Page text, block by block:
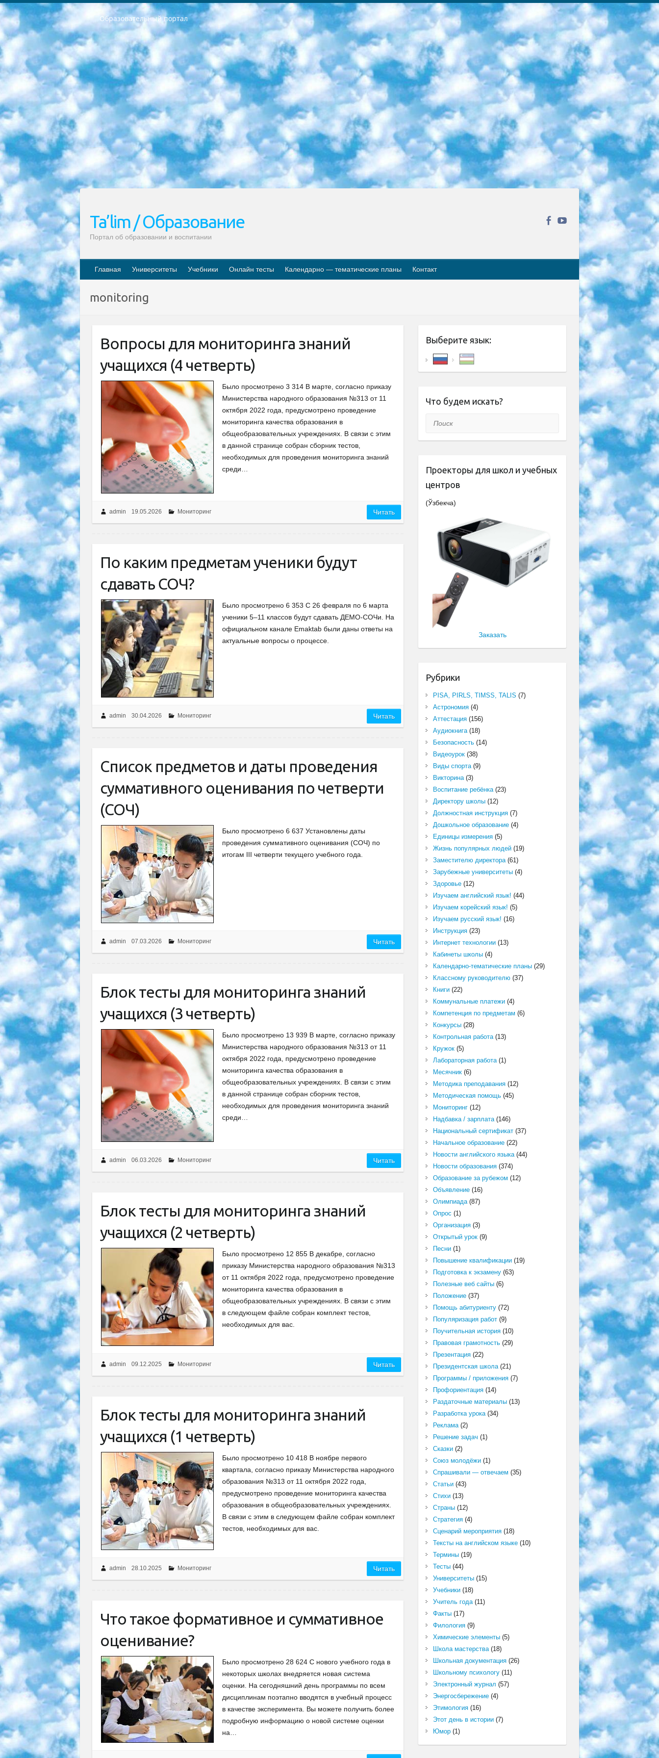
Образовательный портал
РЕСПУБЛИКА УЗБЕКИСТАН МИНИСТРЕРСТВО ДОШКОЛЬНОГО И ШКОЛЬНОГО ОБРАЗОВАНИЯ КОМАНДА в общеобразовательных учреждениях в 2023-2024 учебном году организация и проведение итоговой государственной аттестации обучающихся о Министра дошкольного и школьного образования Республики Узбекистан от 4 марта 2008 года (постановлением Минюста от 20 марта 2008 года № 1778 государственной регистрации) «Итоговое состояние учащихся общего среднего образования на основании положения об утверждении положения об аттестации общего среднего образования выпускной экзамен студентов в образовательных учреждениях в 2023-2024 учебном году В целях организации и прохождения аттестации приказываю: 1. Следующее: перечень предметов, по которым будет проводиться итоговая государственная аттестация и экзамен формы перевода согласно приложению 1; сертификаты международного образца, оценивающие уровень владения иностранными языками перечень согласно приложению 2; 2. Педагогический при специализированных образовательных учреждениях. научно-практический центр квалификации и международной оценки (Д.Давидова) 2024 г. До 25 марта: задания по предметам, по которым будет проводиться итоговая аттестация разработка и утверждение технических условий; итоговая аттестация на основании разработанного предметного задания разработка вопросов по предметам (устно и письменно), экзамен передача; общеобразовательные средние школы и специальные учебные заведения учащиеся выпускных классов школ и интернатов в агентской системе подготовка базы данных экзаменационных материалов и критериев оценки; перевод базы экзаменационных материалов на все языки обучения подать в Республиканский образовательный центр для изготовления; варианты экзаменов на основе разработанных контрольных материалов пусть будут поставлены задачи формирования. 3. Республиканский образовательный центр (Ш.Худайкулов) до 5 апреля 2024 года. до: база данных предоставленных экзаменационных материалов на все языки обучения перевод и экспертиза; для слепых, слабовидящих, глухих, слабослышащих и умственно отсталых детей учащиеся выпускных классов специализированных школ и школ-интернатов база данных экзаменационных материалов на всех преподаваемых языках подготовка критериев оценки; специализированные школы для умственно отсталых детей и технологии для учащихся выпускных классов школ-интернатов разработка соответствующих рекомендаций и критериев проведения ЕГЭ по естествознанию давать задания. 4. Педагогический при специализированных образовательных учреждениях. Научно-практический центр навыков и международной оценки (Д.Давидова), Республика образовательный центр (Худайкулов Ш.) итоговый государственный аттестационный экзамен ориентирован на творческое и логическое мышление при подготовке базы материалов учитывать введение заданий. 5. Следует отметить, что: сертификат государственного образца о знании общеобразовательного предмета и как минимум национальный уровень B1 по предметам на иностранных языках, указанным в Приложении 2. или международно признанный сертификат эквивалентного уровня студенты, изучающие определенный предмет, освобождаются от экзамена; по соответствующим предметам запланирована итоговая государственная аттестация за день до дня, путем жеребьевки Рабочей группой (в письменной форме по предметам, проводимым в форме) из числа сформированных вариантов выбрано 2 варианта; 2 выбранных варианта экзамена анонсированы на официальном сайте министерства и все выпускники по всей стране на основе этих вариантов проводит итоговую государственную аттестацию. 6. Государственное образование учащихся средних общеобразовательных учреждений. знания в соответствии с квалификационными требованиями, которые необходимо приобрести на основании стандартов итоговый (выпускной) контроль для 9 и 11 классов в целях тестирования Экзамены (далее – экзамены) состоят из предметов, перечисленных в приложении 1. будет сделано. 7. Экзамены пройдут с 26 мая по 15 июня 2024 г. (кроме науки физического воспитания). 8. Физическая для учащихся 9 классов общесредних образовательных учреждений. Экзамены по предмету «Образование, квалификация медицина» 1-6 мая 2024 года. сотрудники перевести под присмотр (с отклонениями в физическом или умственном развитии) специализированная школа для детей, школы-интернаты и со сколиозом школы-интернаты санаторного типа для больных детей исключены). 9. Он был слепым, слабовидящим и имел нарушения опорно-двигательного аппарата. экзамены в специализированных школах и интернатах для детей должны проводиться исходя из требований, предъявляемых к общеобразовательным учреждениям (физкультура кроме науки). 10. Специализированная школа для глухих и слабослышащих детей. и экзамены в интернатах и быть реализован в виде письменного теста по математике. 11. Специальность для умственно отсталых детей. Для 9 класса Родной язык и литературное письмо Государственный язык (язык обучения – узбекский). для неклассов) написано Математическое письмо Письменная/устная история Узбекистана Физическое воспитание практично Итоговый контроль Для 11 класса Написание родного языка и литературы (эссе) Математическое письмо Узбекский язык (обучение на узбекском языке) не посещающее общее среднее образование для учреждений)/Образовательное учреждение выбор письменный и устный Иностранный язык письменный/устный Письменная/устная история Узбекистана *По выбору студента:  Химия  Физика  Основы государственного права  География 10 бесплатных образовательных ресурсов - Мы составили подборку онлайн-проектов с интерактивными упражнениями, видеолекциями и статьями. Они помогут вам обрести новые и освежить старые знания бесплатно. 1. «ИНТУИТ» Старейшая образовательная площадка Рунета. Здесь вы найдёте сотни текстовых и видеокурсов на десятки различных тем — от программирования до психологии. Многие курсы подготовлены российскими университетами и крупными международными компаниями вроде Intel и Microsoft. Самостоятельное обучение бесплатное, но желающие могут оплатить услуги персональных наставников. 2. «Смартия» знакомит с актуальными профессиями и подсказывает, как им обучаться. Выбрав заинтересовавшую вас специальность — SMM-специалист, фотограф, веб-дизайнер или другую, — увидите список необходимых для неё умений. Чтобы вы могли освоить их самостоятельно, для каждого умения площадка отображает подборку ссылок на учебные материалы. Хотя «Смартия» ориентируется на русскоязычную аудиторию, часть контента всё же доступна только на английском. 3. «Лекторий Физтеха» Проект Московского физико-технического института (Физтеха). С его помощью вы можете смотреть онлайн серии лекций, записанные на видео в этом вузе. В числе доступных предметов — физика, биология, химия, информационные технологии и другие. К некоторым лекциям администрация ресурса прилагает готовые конспекты, которые можно скачивать в PDF-формате. 4. ITMOcourses Онлайн-площадка Санкт-Петербургского национального исследовательского университета информационных технологий, механики и оптики (ИТМО). Ресурс предоставляет свободный доступ к курсам, разработанным в этом вузе. Каталог материалов разбит на четыре категории: «Оптические системы и технологии», «Приборостроение и робототехника», «Информационные технологии» и «Биотехнологии». Курсы состоят из видеолекций, интерактивных демонстраций и заданий. 5. «КиберЛенинка» Электронная научная библиотека открытого доступа. Каталог площадки регулярно обрастает текстами статей из различных научных изданий. Сгруппированные по журналам и рубрикам публикации можно читать онлайн или скачивать целиком в PDF-формате. Проект нацелен на популяризацию науки за счёт открытого доступа к качественной информации. 6. «ПостНаука» На этом ресурсе публикуют подборки видеолекций, составленные экспертами из разных отраслей и объединённые общими темами. Среди них, к примеру, есть серии «Биоинформатика и геномика», «Культура средневековой Скандинавии» и Cinema Studies о теории кино. Каждая подборка лекций — логически связанная история, рассказанная экспертом от первого лица. Кроме того, на сайте появляются научно-образовательные статьи и тесты на разные темы. 7. «Newочём» Команда проекта «Newочём» отбирает самые интересные тексты из англоязычных СМИ и переводит те из них, за которые голосуют участники сообщества «ВКонтакте». По большей части это научно-популярные статьи. Редакторы придумывают лишь заголовки, в остальном содержание переводов соответствует оригиналам. Полные тексты можно читать прямо в социальной сети. 8. InternetUrok Онлайн-база материалов по основным дисциплинам школьной программы. Информация на сайте структурирована по классам, предметам и темам (урокам). Каждый урок состоит из видеолекций и конспектов. Есть также интерактивные тренажёры и тесты для закрепления пройденного материала. Даже если вы давно окончили школу, возможность повторить программу старших классов всегда может пригодиться. 9. Edutainme Ещё один ресурс об образовании. В отличие от Newtonew, как мне кажется, Edutainme больше ориентируется на представителей индустрии: педагогов, предпринимателей, разработчиков образовательных проектов. Но и любой, кто просто стремится к саморазвитию, найдёт на сайте много полезного и интересного для себя. Например, информацию о новых курсах и образовательных сервисах. 10. Newtonew Онлайн-медиа об образовании и обучении в широком смысле. Авторы Newtonew пишут об инструментах, заведениях, тактиках и стратегиях, которые помогают учить других и получать новые знания самостоятельно. На этой площадке вы найдёте новости, обзоры, аналитические мат
Ta’lim / Образование
Портал об образовании и воспитании
Главная Университеты Учебники Онлайн тесты Календарно — тематические планы Контакт
monitoring
Вопросы для мониторинга знаний
учащихся (4 четверть)
Было просмотрено 3 314 В марте, согласно приказу
Министерства народного образования №313 от 11
октября 2022 года, предусмотрено проведение
мониторинга качества образования в
общеобразовательных учреждениях. В связи с этим
в данной странице собран сборник тестов,
необходимых для проведения мониторинга знаний
среди…
admin 19.05.2026 Мониторинг Читать
По каким предметам ученики будут
сдавать СОЧ?
Было просмотрено 6 353 С 26 февраля по 6 марта
ученики 5–11 классов будут сдавать ДЕМО-СОЧи. На
официальном канале Emaktab были даны ответы на
актуальные вопросы о процессе.
admin 30.04.2026 Мониторинг Читать
Список предметов и даты проведения
суммативного оценивания по четверти
(СОЧ)
Было просмотрено 6 637 Установлены даты
проведения суммативного оценивания (СОЧ) по
итогам III четверти текущего учебного года.
admin 07.03.2026 Мониторинг Читать
Блок тесты для мониторинга знаний
учащихся (3 четверть)
Было просмотрено 13 939 В марте, согласно приказу
Министерства народного образования №313 от 11
октября 2022 года, предусмотрено проведение
мониторинга качества образования в
общеобразовательных учреждениях. В связи с этим
в данной странице собран сборник тестов,
необходимых для проведения мониторинга знаний
среди…
admin 06.03.2026 Мониторинг Читать
Блок тесты для мониторинга знаний
учащихся (2 четверть)
Было просмотрено 12 855 В декабре, согласно
приказу Министерства народного образования №313
от 11 октября 2022 года, предусмотрено проведение
мониторинга качества образования в
общеобразовательных учреждениях. В связи с этим
в следующем файле собран комплект тестов,
необходимых для вас.
admin 09.12.2025 Мониторинг Читать
Блок тесты для мониторинга знаний
учащихся (1 четверть)
Было просмотрено 10 418 В ноябре первого
квартала, согласно приказу Министерства народного
образования №313 от 11 октября 2022 года,
предусмотрено проведение мониторинга качества
образования в общеобразовательных учреждениях.
В связи с этим в следующем файле собран комплект
тестов, необходимых для вас.
admin 28.10.2025 Мониторинг Читать
Что такое формативное и суммативное
оценивание?
Было просмотрено 28 624 С нового учебного года в
некоторых школах внедряется новая система
оценки. На сегодняшний день программы по всем
дисциплинам поэтапно вводятся в учебный процесс
в качестве эксперимента. Вы можете получить более
подробную информацию о новой системе оценки
на…
Выберите язык:
Что будем искать?
Поиск
Проекторы для школ и учебных
центров
(Ўзбекча)
Заказать
Рубрики
PISA, PIRLS, TIMSS, TALIS (7)
Астрономия(4)
Аттестация(156)
Аудиокнига(18)
Безопасность(14)
Видеоурок(38)
Виды спорта(9)
Викторина(3)
Воспитание ребёнка(23)
Директору школы(12)
Должностная инструкция(7)
Дошкольное образование(4)
Единицы измерения(5)
Жизнь популярных людей(19)
Заместителю директора(61)
Зарубежные университеты(4)
Здоровье(12)
Изучаем английский язык! (44)
Изучаем корейский язык! (5)
Изучаем русский язык! (16)
Инструкция(23)
Интернет технологии(13)
Кабинеты школы(4)
Календарно-тематические планы(29)
Классному руководителю(37)
Книги(22)
Коммунальные платежи(4)
Компетенция по предметам (6)
Конкурсы(28)
Контрольная работа(13)
Кружок(5)
Лабораторная работа(1)
Месячник(6)
Методика преподавания(12)
Методическая помощь(45)
Мониторинг(12)
Надбавка / зарплата(146)
Национальный сертификат(37)
Начальное образование(22)
Новости английского языка(44)
Новости образования(374)
Образование за рубежом (12)
Объявление(16)
Олимпиада(87)
Опрос (1)
Организация(3)
Открытый урок(9)
Песни(1)
Повышение квалификации(19)
Подготовка к экзамену(63)
Полезные веб сайты(6)
Положение(37)
Помощь абитуриенту(72)
Популяризация работ(9)
Поучительная история(10)
Правовая грамотность(29)
Презентация(22)
Президентская школа(21)
Программы / приложения(7)
Профориентация(14)
Раздаточные материалы(13)
Разработка урока(34)
Реклама(2)
Решение задач (1)
Сказки(2)
Союз молодёжи(1)
Спрашивали — отвечаем (35)
Статьи(43)
Стихи(13)
Страны(12)
Стратегия(4)
Сценарий мероприятия(18)
Тексты на английском языке(10)
Термины(19)
Тесты(44)
Университеты(15)
Учебники(18)
Учитель года(11)
Факты(17)
Филология(9)
Химические элементы(5)
Школа мастерства(18)
Школьная документация(26)
Школьному психологу(11)
Электронный журнал (57)
Энергосбережение(4)
Этимология(16)
Этот день в истории(7)
Юмор(1)